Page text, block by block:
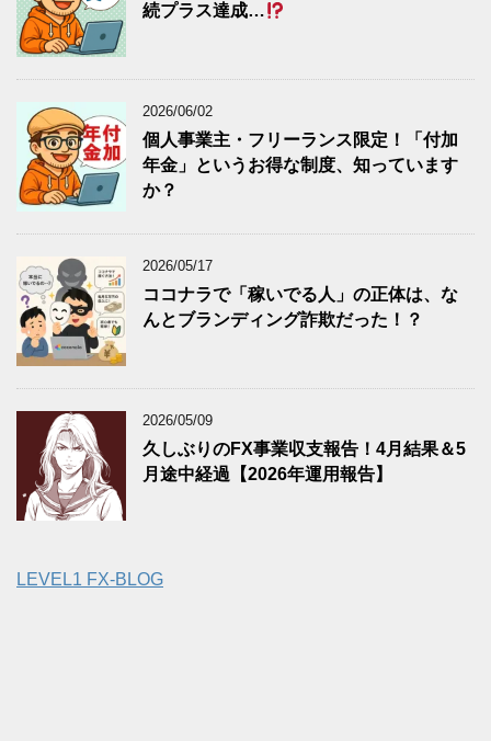
続プラス達成…
2026/06/02
個人事業主・フリーランス限定！「付加
年金」というお得な制度、知っています
か？
2026/05/17
ココナラで「稼いでる人」の正体は、な
んとブランディング詐欺だった！？
2026/05/09
久しぶりのFX事業収支報告！4月結果＆5
月途中経過【2026年運用報告】
LEVEL1 FX-BLOG